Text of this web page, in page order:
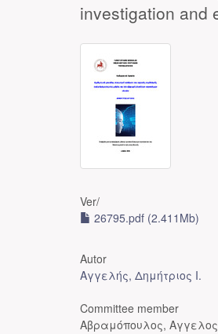
investigation and
Ver/
26795.pdf (2.411Mb)
Autor
Αγγελής, Δημήτριος Ι.
Committee member
Αβραμόπουλος, Αγγελος